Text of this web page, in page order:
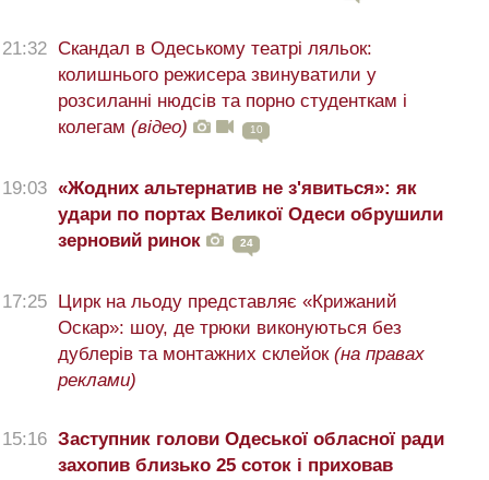
21:32 Скандал в Одеському театрі ляльок:
колишнього режисера звинуватили у
розсиланні нюдсів та порно студенткам і
колегам (відео) 10
19:03 «Жодних альтернатив не з'явиться»: як
удари по портах Великої Одеси обрушили
зерновий ринок
24
17:25
Цирк на льоду представляє «Крижаний
Оскар»: шоу, де трюки виконуються без
дублерів та монтажних склейок (на правах
реклами)
15:16 Заступник голови Одеської обласної ради
захопив близько 25 соток і приховав